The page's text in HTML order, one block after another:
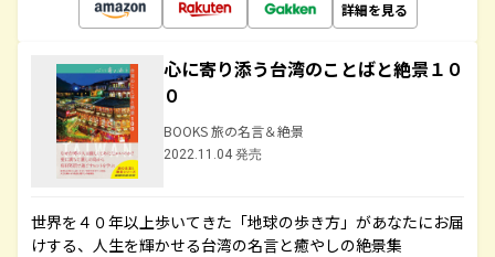
詳細を見る
心に寄り添う台湾のことばと絶景１０
０
BOOKS 旅の名言＆絶景
2022.11.04 発売
世界を４０年以上歩いてきた「地球の歩き方」があなたにお届
けする、人生を輝かせる台湾の名言と癒やしの絶景集